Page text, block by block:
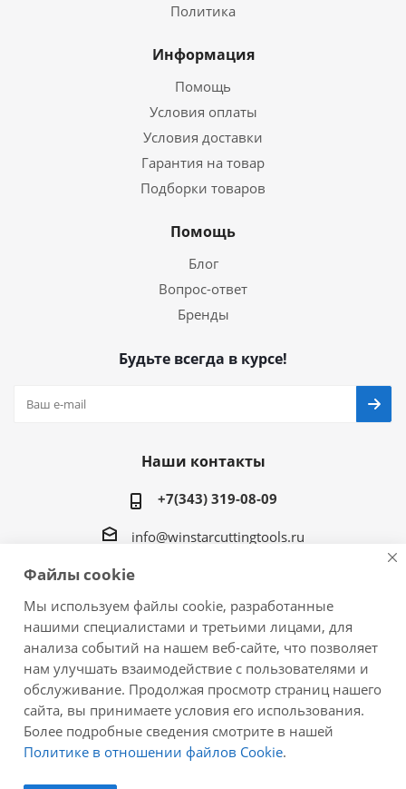
Политика
Информация
Помощь
Условия оплаты
Условия доставки
Гарантия на товар
Подборки товаров
Помощь
Блог
Вопрос-ответ
Бренды
Будьте всегда в курсе!
Наши контакты
+7(343) 319-08-09
info@winstarcuttingtools.ru
г.Екатеринбург ул. Фурманова 109, офис 604
2026 © Winstar Cutting Technologies Corp. - интернет-
магазин металлорежущего инструмента
Файлы cookie
Мы используем файлы cookie, разработанные
нашими специалистами и третьими лицами, для
анализа событий на нашем веб-сайте, что позволяет
нам улучшать взаимодействие с пользователями и
обслуживание. Продолжая просмотр страниц нашего
сайта, вы принимаете условия его использования.
Более подробные сведения смотрите в нашей
Политике в отношении файлов Cookie.